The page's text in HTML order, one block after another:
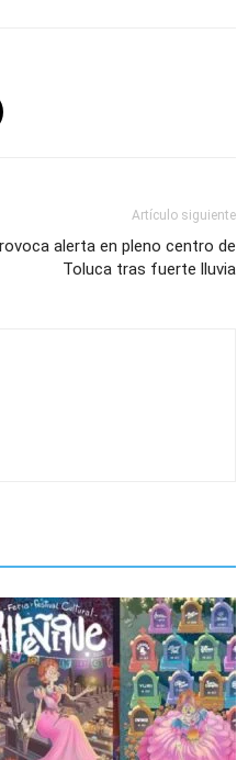
Artículo siguiente
alerta en pleno centro de
Toluca tras fuerte lluvia